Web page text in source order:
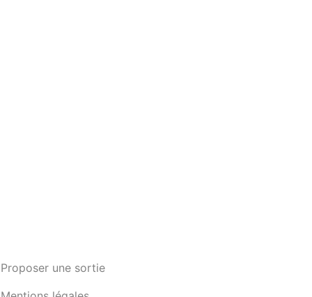
Proposer une sortie